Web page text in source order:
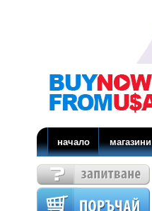
начало магазини